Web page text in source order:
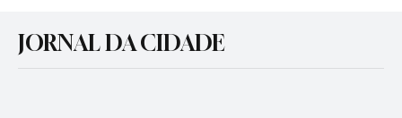
contra a mulher
JORNAL DA CIDADE